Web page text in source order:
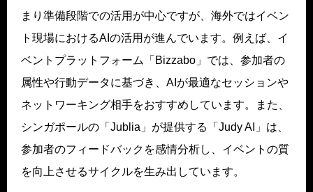
まり準備段階での活用が中心ですが、海外ではイベン
ト現場におけるAIの活用が進んでいます。例えば、イ
ベントプラットフォーム「Bizzabo」では、参加者の
属性や行動データに基づき、AIが最適なセッションや
ネットワーキング相手をおすすめしています。また、
シンガポールの「Jublia」が提供する「Judy AI」は、
参加者のフィードバックを感情分析し、イベントの質
を向上させるサイクルを生み出しています。